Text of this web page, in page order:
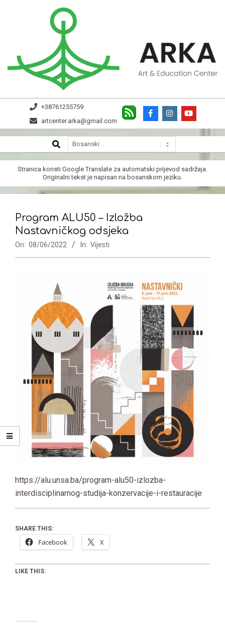
ARKA
+38761255759
artcenter.arka@gmail.com
Navigation
Menu
SEARCH
Stranica koristi Google Translate za automatski prijevod sadržaja.
Originalni tekst je napisan na bosanskom jeziku.
Program ALU50 – Izložba
Nastavničkog odsjeka
On: 08/06/2022 In: Vijesti
https://alu.unsa.ba/program-alu50-izlozba-
interdisciplinarnog-studija-konzervacije-i-restauracije
SHARE THIS:
Facebook X
LIKE THIS: